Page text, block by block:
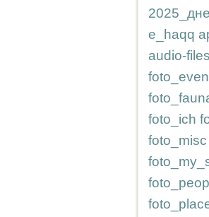
e_haqq
audio-files
foto_ich
foto_misc